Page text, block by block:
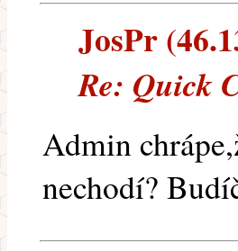
JosPr
Re: Quick
Admin
nechodí?